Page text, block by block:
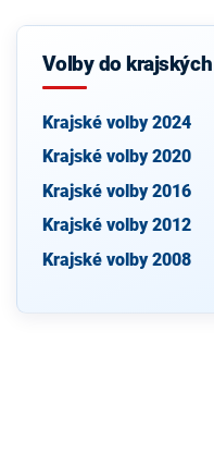
Volby do
Krajské volby 2024
Krajské volby 2020
Krajské volby 2016
Krajské volby 2012
Krajské volby 2008